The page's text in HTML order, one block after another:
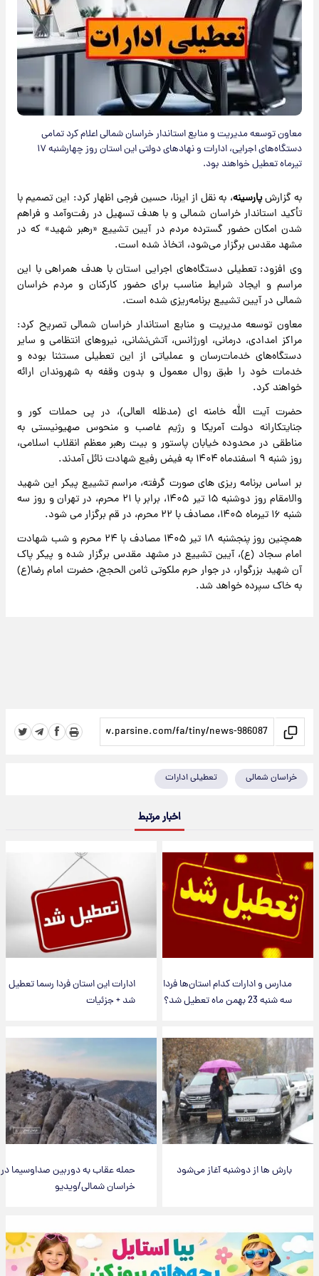
معاون توسعه مدیریت و منابع استاندار خراسان شمالی اعلام کرد تمامی
دستگاه‌های اجرایی، ادارات و نهادهای دولتی این استان روز چهارشنبه ۱۷
تیرماه تعطیل خواهند بود.
به گزارشپارسینه، به نقل از ایرنا، حسین فرجی اظهار کرد: این تصمیم با
تأکید استاندار خراسان شمالی و با هدف تسهیل در رفت‌وآمد و فراهم
شدن امکان حضور گسترده مردم در آیین تشییع «رهبر شهید» که در
مشهد مقدس برگزار می‌شود، اتخاذ شده است.
وی افزود: تعطیلی دستگاه‌های اجرایی استان با هدف همراهی با این
مراسم و ایجاد شرایط مناسب برای حضور کارکنان و مردم خراسان
شمالی در آیین تشییع برنامه‌ریزی شده است.
معاون توسعه مدیریت و منابع استاندار خراسان شمالی تصریح کرد:
مراکز امدادی، درمانی، اورژانس، آتش‌نشانی، نیروهای انتظامی و سایر
دستگاه‌های خدمات‌رسان و عملیاتی از این تعطیلی مستثنا بوده و
خدمات خود را طبق روال معمول و بدون وقفه به شهروندان ارائه
خواهند کرد.
حضرت آیت الله خامنه ای (مدظله العالی)، در پی حملات کور و
جنایتکارانه دولت آمریکا و رژیم غاصب و منحوس صهیونیستی به
مناطقی در محدوده خیابان پاستور و بیت رهبر معظم انقلاب اسلامی،
روز شنبه ۹ اسفندماه ۱۴۰۴ به فیض رفیع شهادت نائل آمدند.
بر اساس برنامه ریزی های صورت گرفته، مراسم تشییع پیکر این شهید
والامقام روز دوشنبه ۱۵ تیر ۱۴۰۵، برابر با ۲۱ محرم، در تهران و روز سه
شنبه ۱۶ تیرماه ۱۴۰۵، مصادف با ۲۲ محرم، در قم برگزار می شود.
همچنین روز پنجشنبه ۱۸ تیر ۱۴۰۵ مصادف با ۲۴ محرم و شب شهادت
امام سجاد (ع)، آیین تشییع در مشهد مقدس برگزار شده و پیکر پاک
آن شهید بزرگوار، در جوار حرم ملکوتی ثامن الحجج، حضرت امام رضا(ع)
به خاک سپرده خواهد شد.
خراسان شمالی تعطیلی ادارات
اخبار مرتبط
مدارس و ادارات کدام استان‌ها فردا
سه شنبه 23 بهمن ماه تعطیل شد؟
ادارات این استان فردا رسما تعطیل
شد + جزئیات
بارش ها از دوشنبه آغاز می‌شود
حمله عقاب به دوربین صداوسیما در
خراسان شمالی/ویدیو